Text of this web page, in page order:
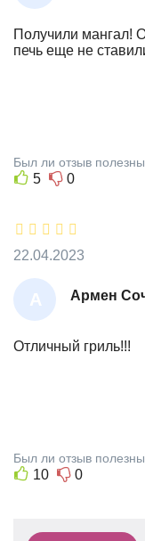
Л
Е
Н
Получили мангал!
печь еще не
Был ли отзыв
5 0
А
Р
М
Ч
И
Армен
22.04.2023
Отличный гриль!!!
Был ли отзыв
10 0